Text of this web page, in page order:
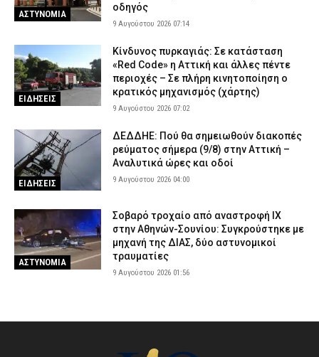
ΑΣΤΥΝΟΜΙΑ
οδηγός
9 Αυγούστου 2026 07:14
ΕΙΔΗΣΕΙΣ
Κίνδυνος πυρκαγιάς: Σε κατάσταση
«Red Code» η Αττική και άλλες πέντε
περιοχές – Σε πλήρη κινητοποίηση ο
κρατικός μηχανισμός (χάρτης)
9 Αυγούστου 2026 07:02
ΕΙΔΗΣΕΙΣ
ΔΕΔΔΗΕ: Πού θα σημειωθούν διακοπές
ρεύματος σήμερα (9/8) στην Αττική –
Αναλυτικά ώρες και οδοί
9 Αυγούστου 2026 04:00
ΑΣΤΥΝΟΜΙΑ
Σοβαρό τροχαίο από αναστροφή ΙΧ
στην Αθηνών-Σουνίου: Συγκρούστηκε με
μηχανή της ΔΙΑΣ, δύο αστυνομικοί
τραυματίες
9 Αυγούστου 2026 01:56